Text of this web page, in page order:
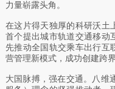
力量崭露头角。
在这片得天独厚的科研沃土
首个提出城市轨道交通移动
先推动全国轨交乘车出行互
营管理新模式，成功创建跨
大国脉搏，强在交通。八维